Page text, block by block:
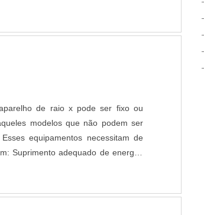
O fio catgut é fabricado com
modelos que não podem ser
equipamentos necessitam de
e equipe de enfermagem; Local
à distância; Armários pa....